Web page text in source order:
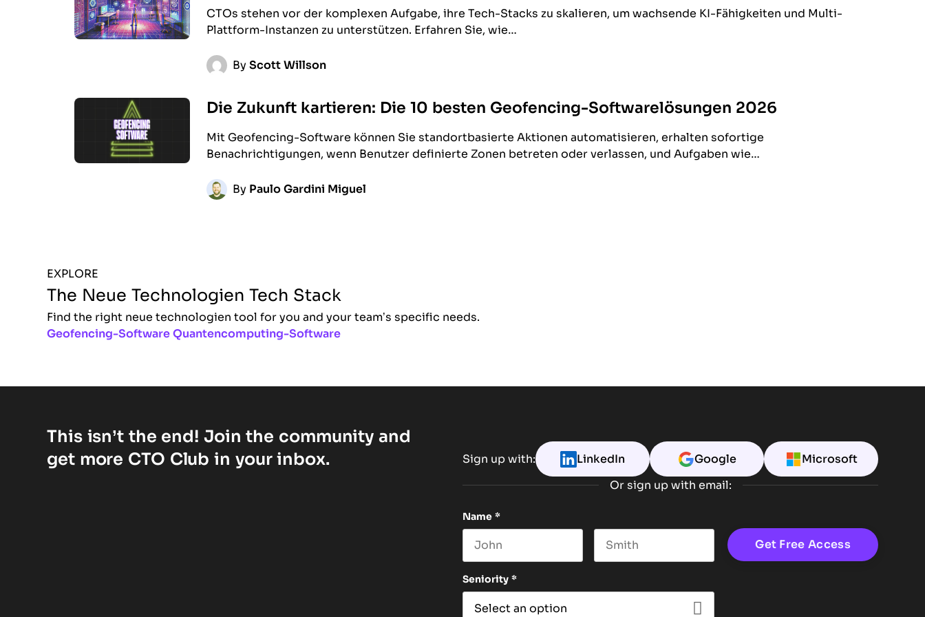
CTOs stehen vor der komplexen Aufgabe, ihre Tech-Stacks zu skalieren, um wachsende KI-Fähigkeiten und Multi-
Plattform-Instanzen zu unterstützen. Erfahren Sie, wie…
By Scott Willson
Die Zukunft kartieren: Die 10 besten Geofencing-Softwarelösungen 2026
Mit Geofencing-Software können Sie standortbasierte Aktionen automatisieren, erhalten sofortige
Benachrichtigungen, wenn Benutzer definierte Zonen betreten oder verlassen, und Aufgaben wie…
By Paulo Gardini Miguel
EXPLORE
The Neue Technologien Tech Stack
Find the right neue technologien tool for you and your team’s specific needs.
Geofencing-Software Quantencomputing-Software
This isn’t the end! Join the community and
get more CTO Club in your inbox.
Sign up with: LinkedIn Google Microsoft
Or sign up with email:
Name *
Seniority *